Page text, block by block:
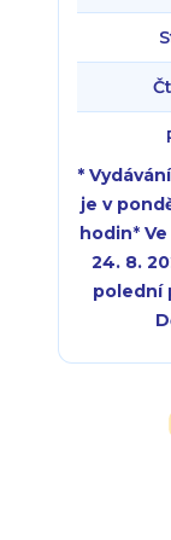
*
je v
hodin* Ve
24. 8.
polední